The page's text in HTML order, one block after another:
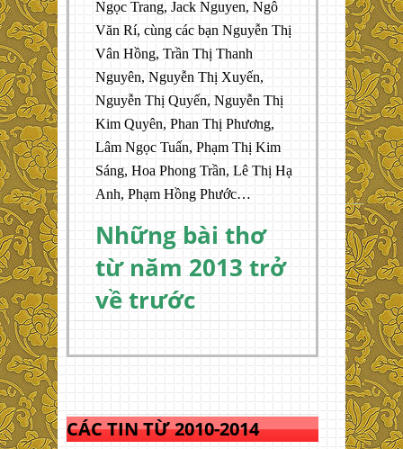
Ngọc Trang, Jack Nguyen, Ngô
Văn Rí, cùng các bạn Nguyễn Thị
Vân Hồng, Trần Thị Thanh
Nguyên, Nguyễn Thị Xuyến,
Nguyễn Thị Quyến, Nguyễn Thị
Kim Quyên, Phan Thị Phương,
Lâm Ngọc Tuấn, Phạm Thị Kim
Sáng, Hoa Phong Trần, Lê Thị Hạ
Anh, Phạm Hồng Phước…
Những bài thơ
từ năm 2013 trở
về trước
CÁC TIN TỪ 2010-2014